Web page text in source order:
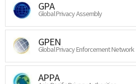
GPA
Global Privacy Assembly
GPEN
Global Privacy Enforcement Network
APPA